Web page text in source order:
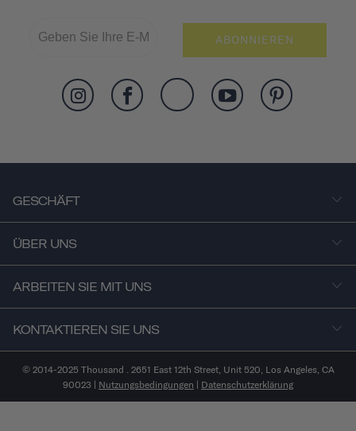
ABONNIEREN
GESCHÄFT
ÜBER UNS
ARBEITEN SIE MIT UNS
KONTAKTIEREN SIE UNS
© 2014-2025 Thousand . 2651 East 12th Street, Unit 520, Los Angeles, CA
90023 | Nutzungsbedingungen | Datenschutzerklärung